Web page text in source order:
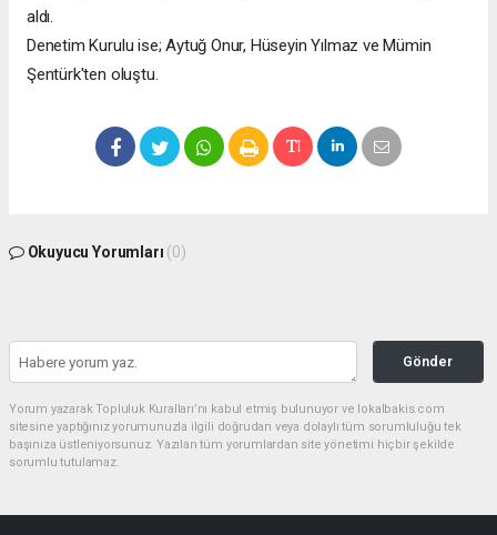
aldı.
Denetim Kurulu ise; Aytuğ Onur, Hüseyin Yılmaz ve Mümin
Şentürk'ten oluştu.
Okuyucu Yorumları (0)
Gönder
Yorum yazarak Topluluk Kuralları’nı kabul etmiş bulunuyor ve lokalbakis.com
sitesine yaptığınız yorumunuzla ilgili doğrudan veya dolaylı tüm sorumluluğu tek
başınıza üstleniyorsunuz. Yazılan tüm yorumlardan site yönetimi hiçbir şekilde
sorumlu tutulamaz.